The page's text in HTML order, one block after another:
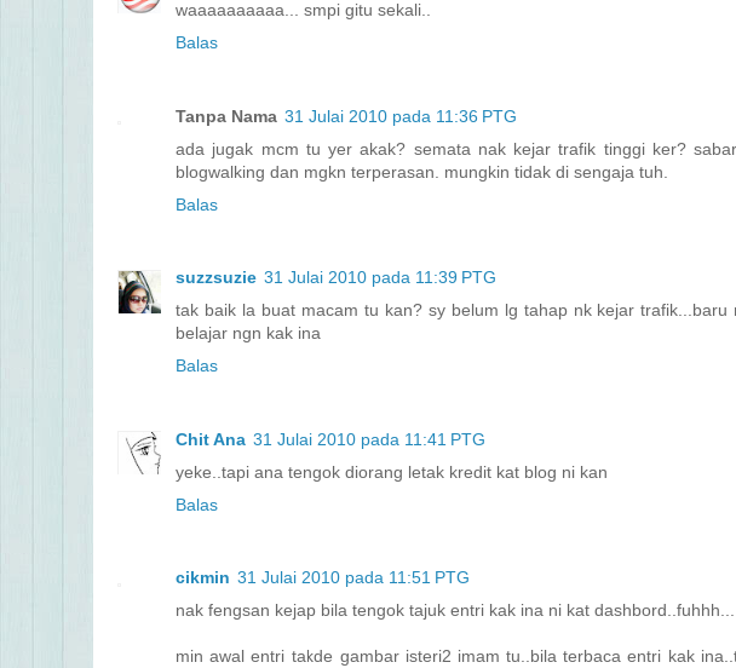
waaaaaaaaaa... smpi gitu sekali..
Balas
Tanpa Nama 31 Julai 2010 pada 11:36 PTG
ada jugak mcm tu yer akak? semata nak kejar trafik tinggi ker?
blogwalking dan mgkn terperasan. mungkin tidak di sengaja tuh.
Balas
suzzsuzie 31 Julai 2010 pada 11:39 PTG
tak baik la buat macam tu kan? sy belum lg tahap nk kejar
belajar ngn kak ina
Balas
Chit Ana 31 Julai 2010 pada 11:41 PTG
yeke..tapi ana tengok diorang letak kredit kat blog ni kan
Balas
cikmin 31 Julai 2010 pada 11:51 PTG
nak fengsan kejap bila tengok tajuk entri kak ina ni kat dashbord..fuhhh...
min awal entri takde gambar isteri2 imam tu..bila terbaca entri kak